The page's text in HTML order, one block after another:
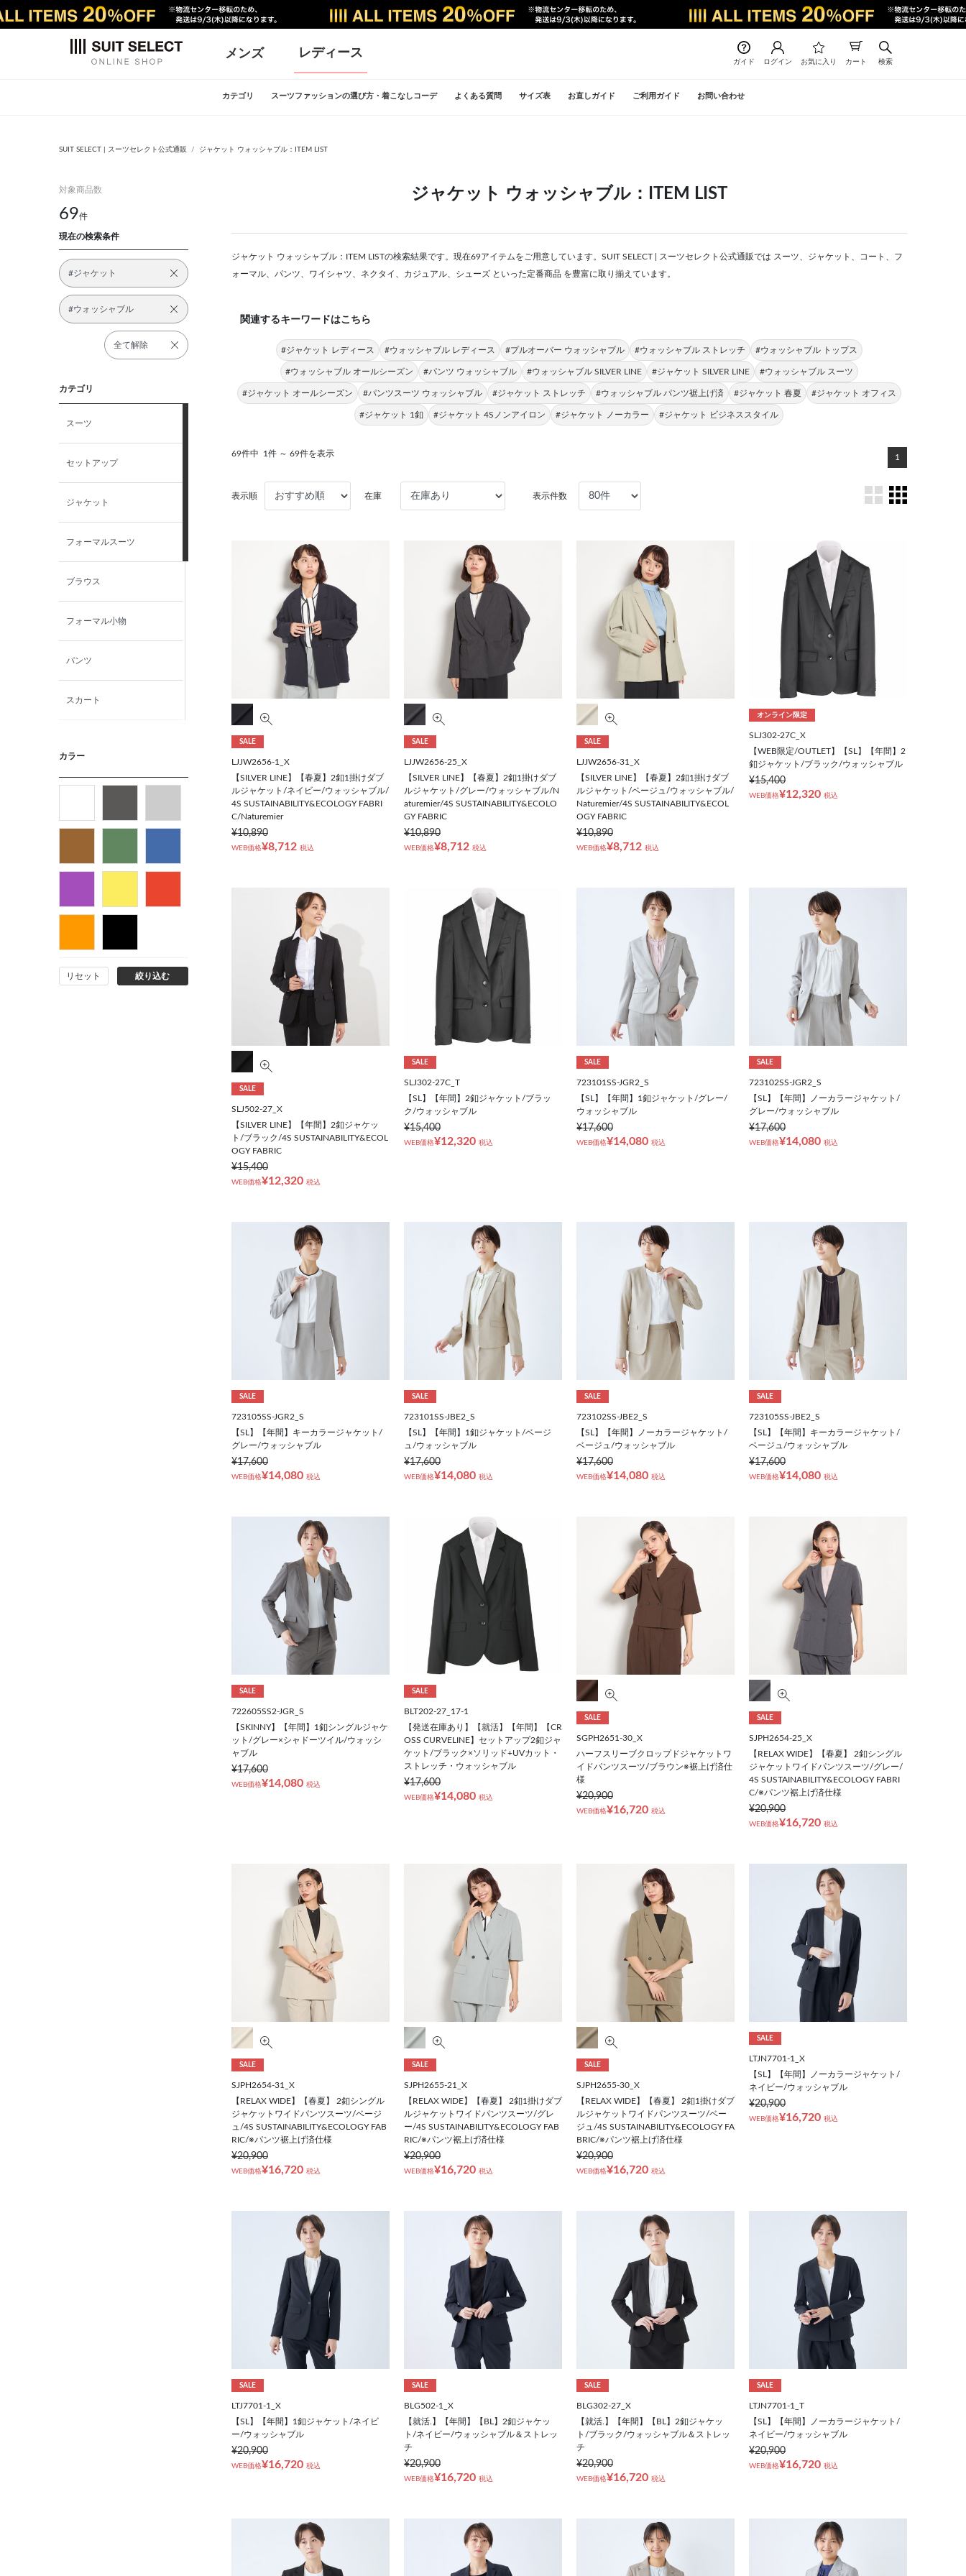
メンズ レディース
ガイド ログイン お気に入り カート 検索
カテゴリ スーツファッションの選び方・着こなしコーデ よくある質問 サイズ表 お直しガイド ご利用ガイド お問い合わせ
SUIT SELECT | スーツセレクト公式通販 ジャケット ウォッシャブル：ITEM LIST
対象商品数
69件
現在の検索条件
#ジャケット
#ウォッシャブル
全て解除
カテゴリ
スーツ
セットアップ
ジャケット
フォーマルスーツ
ブラウス
フォーマル小物
パンツ
スカート
シャツ
ベルト
コート
カラー
リセット 絞り込む
ジャケット ウォッシャブル：ITEM LIST
ジャケット ウォッシャブル：ITEM LISTの検索結果です。現在69アイテムをご用意しています。SUIT SELECT | スーツセレクト公式通販では スーツ、ジャケット、コート、フ
ォーマル、パンツ、ワイシャツ、ネクタイ、カジュアル、シューズ といった定番商品 を豊富に取り揃えています。
関連するキーワードはこちら
#ジャケット レディース #ウォッシャブル レディース #プルオーバー ウォッシャブル #ウォッシャブル ストレッチ #ウォッシャブル トップス
#ウォッシャブル オールシーズン #パンツ ウォッシャブル #ウォッシャブル SILVER LINE #ジャケット SILVER LINE #ウォッシャブル スーツ
#ジャケット オールシーズン #パンツスーツ ウォッシャブル #ジャケット ストレッチ #ウォッシャブル パンツ裾上げ済 #ジャケット 春夏 #ジャケット オフィス
#ジャケット 1釦 #ジャケット 4Sノンアイロン #ジャケット ノーカラー #ジャケット ビジネススタイル
69件中 1件 ～ 69件を表示 1
表示順 在庫 表示件数
SALE
LJJW2656-1_X
【SILVER LINE】【春夏】2釦1掛けダブ
ルジャケット/ネイビー/ウォッシャブル/
4S SUSTAINABILITY&ECOLOGY FABRI
C/Naturemier
¥10,890
WEB価格¥8,712 税込
SALE
LJJW2656-25_X
【SILVER LINE】【春夏】2釦1掛けダブ
ルジャケット/グレー/ウォッシャブル/N
aturemier/4S SUSTAINABILITY&ECOLO
GY FABRIC
¥10,890
WEB価格¥8,712 税込
SALE
LJJW2656-31_X
【SILVER LINE】【春夏】2釦1掛けダブ
ルジャケット/ベージュ/ウォッシャブル/
Naturemier/4S SUSTAINABILITY&ECOL
OGY FABRIC
¥10,890
WEB価格¥8,712 税込
オンライン限定
SLJ302-27C_X
【WEB限定/OUTLET】【SL】【年間】2
釦ジャケット/ブラック/ウォッシャブル
¥15,400
WEB価格¥12,320 税込
SALE
SLJ502-27_X
【SILVER LINE】【年間】2釦ジャケッ
ト/ブラック/4S SUSTAINABILITY&ECOL
OGY FABRIC
¥15,400
WEB価格¥12,320 税込
SALE
SLJ302-27C_T
【SL】【年間】2釦ジャケット/ブラッ
ク/ウォッシャブル
¥15,400
WEB価格¥12,320 税込
SALE
723101SS-JGR2_S
【SL】【年間】1釦ジャケット/グレー/
ウォッシャブル
¥17,600
WEB価格¥14,080 税込
SALE
723102SS-JGR2_S
【SL】【年間】ノーカラージャケット/
グレー/ウォッシャブル
¥17,600
WEB価格¥14,080 税込
SALE
723105SS-JGR2_S
【SL】【年間】キーカラージャケット/
グレー/ウォッシャブル
¥17,600
WEB価格¥14,080 税込
SALE
723101SS-JBE2_S
【SL】【年間】1釦ジャケット/ベージ
ュ/ウォッシャブル
¥17,600
WEB価格¥14,080 税込
SALE
723102SS-JBE2_S
【SL】【年間】ノーカラージャケット/
ベージュ/ウォッシャブル
¥17,600
WEB価格¥14,080 税込
SALE
723105SS-JBE2_S
【SL】【年間】キーカラージャケット/
ベージュ/ウォッシャブル
¥17,600
WEB価格¥14,080 税込
SALE
722605SS2-JGR_S
【SKINNY】【年間】1釦シングルジャケ
ット/グレー×シャドーツイル/ウォッシ
ャブル
¥17,600
WEB価格¥14,080 税込
SALE
BLT202-27_17-1
【発送在庫あり】【就活】【年間】【CR
OSS CURVELINE】セットアップ2釦ジャ
ケット/ブラック×ソリッド+UVカット・
ストレッチ・ウォッシャブル
¥17,600
WEB価格¥14,080 税込
SALE
SGPH2651-30_X
ハーフスリーブクロップドジャケットワ
イドパンツスーツ/ブラウン※裾上げ済仕
様
¥20,900
WEB価格¥16,720 税込
SALE
SJPH2654-25_X
【RELAX WIDE】【春夏】 2釦シングル
ジャケットワイドパンツスーツ/グレー/
4S SUSTAINABILITY&ECOLOGY FABRI
C/※パンツ裾上げ済仕様
¥20,900
WEB価格¥16,720 税込
SALE
SJPH2654-31_X
【RELAX WIDE】【春夏】 2釦シングル
ジャケットワイドパンツスーツ/ベージ
ュ/4S SUSTAINABILITY&ECOLOGY FAB
RIC/※パンツ裾上げ済仕様
¥20,900
WEB価格¥16,720 税込
SALE
SJPH2655-21_X
【RELAX WIDE】【春夏】 2釦1掛けダブ
ルジャケットワイドパンツスーツ/グレ
ー/4S SUSTAINABILITY&ECOLOGY FAB
RIC/※パンツ裾上げ済仕様
¥20,900
WEB価格¥16,720 税込
SALE
SJPH2655-30_X
【RELAX WIDE】【春夏】 2釦1掛けダブ
ルジャケットワイドパンツスーツ/ベー
ジュ/4S SUSTAINABILITY&ECOLOGY FA
BRIC/※パンツ裾上げ済仕様
¥20,900
WEB価格¥16,720 税込
SALE
LTJN7701-1_X
【SL】【年間】ノーカラージャケット/
ネイビー/ウォッシャブル
¥20,900
WEB価格¥16,720 税込
SALE
LTJ7701-1_X
【SL】【年間】1釦ジャケット/ネイビ
ー/ウォッシャブル
¥20,900
WEB価格¥16,720 税込
SALE
BLG502-1_X
【就活.】【年間】【BL】2釦ジャケッ
ト/ネイビー/ウォッシャブル＆ストレッ
チ
¥20,900
WEB価格¥16,720 税込
SALE
BLG302-27_X
【就活.】【年間】【BL】2釦ジャケッ
ト/ブラック/ウォッシャブル＆ストレッ
チ
¥20,900
WEB価格¥16,720 税込
SALE
LTJN7701-1_T
【SL】【年間】ノーカラージャケット/
ネイビー/ウォッシャブル
¥20,900
WEB価格¥16,720 税込